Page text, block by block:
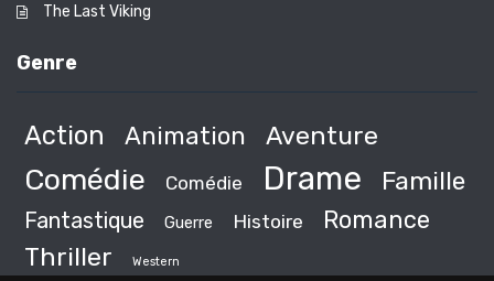
The Last Viking
Genre
Action Animation Aventure
Comédie Comédie Drame Famille
Fantastique Guerre Histoire Romance
Thriller Western